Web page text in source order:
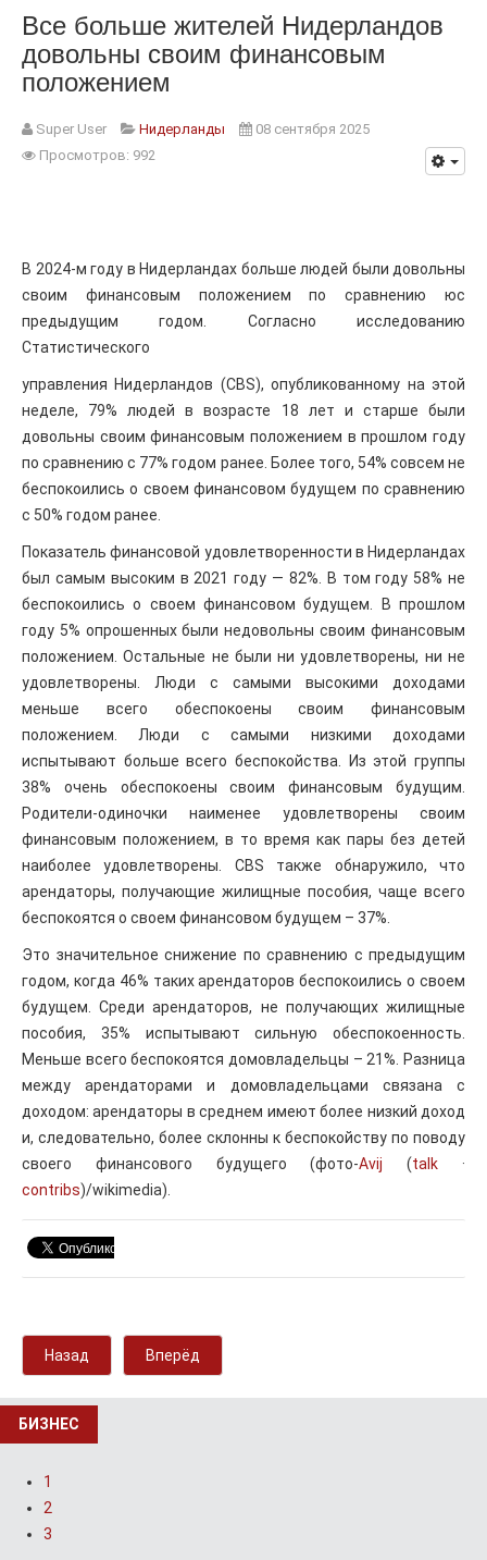
Все больше жителей Нидерландов
довольны своим финансовым
положением
Super User Нидерланды
08 сентября 2025
Просмотров: 992
В 2024-м году в Нидерландах больше людей были довольны
своим финансовым положением по сравнению юс
предыдущим годом. Согласно исследованию
Статистического
управления Нидерландов (CBS), опубликованному на этой
неделе, 79% людей в возрасте 18 лет и старше были
довольны своим финансовым положением в прошлом году
по сравнению с 77% годом ранее. Более того, 54% совсем не
беспокоились о своем финансовом будущем по сравнению
с 50% годом ранее.
Показатель финансовой удовлетворенности в Нидерландах
был самым высоким в 2021 году — 82%. В том году 58% не
беспокоились о своем финансовом будущем. В прошлом
году 5% опрошенных были недовольны своим финансовым
положением. Остальные не были ни удовлетворены, ни не
удовлетворены. Люди с самыми высокими доходами
меньше всего обеспокоены своим финансовым
положением. Люди с самыми низкими доходами
испытывают больше всего беспокойства. Из этой группы
38% очень обеспокоены своим финансовым будущим.
Родители-одиночки наименее удовлетворены своим
финансовым положением, в то время как пары без детей
наиболее удовлетворены. CBS также обнаружило, что
арендаторы, получающие жилищные пособия, чаще всего
беспокоятся о своем финансовом будущем – 37%.
Это значительное снижение по сравнению с предыдущим
годом, когда 46% таких арендаторов беспокоились о своем
будущем. Среди арендаторов, не получающих жилищные
пособия, 35% испытывают сильную обеспокоенность.
Меньше всего беспокоятся домовладельцы – 21%. Разница
между арендаторами и домовладельцами связана с
доходом: арендаторы в среднем имеют более низкий доход
и, следовательно, более склонны к беспокойству по поводу
своего финансового будущего (фото-Avij (talk ·
contribs)/wikimedia).
Назад Вперёд
БИЗНЕС
1
2
3